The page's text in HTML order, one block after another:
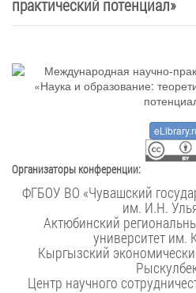
практический потенциал»
Организаторы конференции:
ФГБОУ ВО «Чувашский
им. И.Н.
Актюбинский
университет им.
Кыргызский
Центр научного